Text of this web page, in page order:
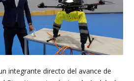
integrante directo del avance de